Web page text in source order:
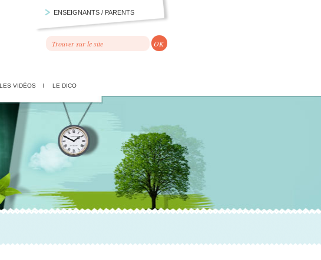
LES VIDÉOS LE DICO
ENSEIGNANTS / PARENTS